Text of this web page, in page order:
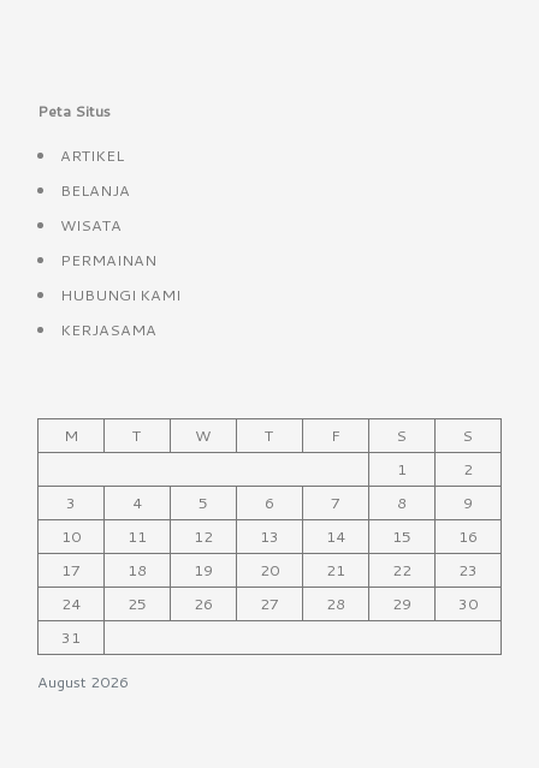
Peta Situs
ARTIKEL
BELANJA
WISATA
PERMAINAN
HUBUNGI KAMI
KERJASAMA
August 2026
M T W T F S
S
1
2
3
4 5 6 7 8
9
10
11 12 13 14 15
16
17
18 19 20 21 22
23
24
25 26 27 28 29
30
31